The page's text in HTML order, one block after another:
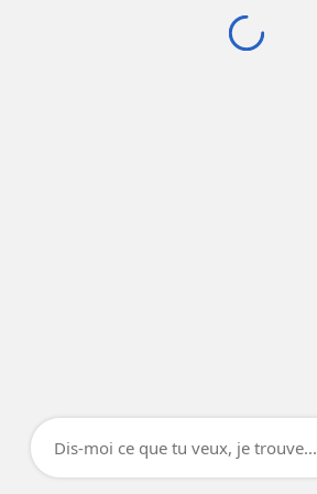
Dis-moi ce que tu veux, je trouve...